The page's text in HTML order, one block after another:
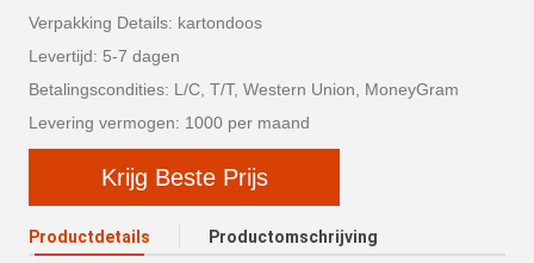
Verpakking Details: kartondoos
Levertijd: 5-7 dagen
Betalingscondities: L/C, T/T, Western Union, MoneyGram
Levering vermogen: 1000 per maand
Krijg Beste Prijs
Productdetails Productomschrijving